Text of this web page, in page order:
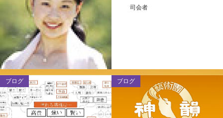
司会者
ブログ ブログ